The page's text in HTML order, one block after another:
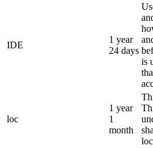
IDE
1 year
24 days
is
loc
1 year
1
month